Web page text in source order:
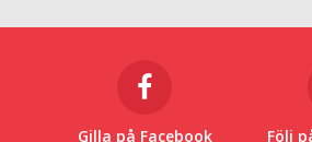
Gilla på Facebook Följ